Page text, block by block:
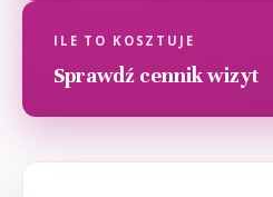
ILE TO KOSZTUJE
Sprawdź cennik wizyt